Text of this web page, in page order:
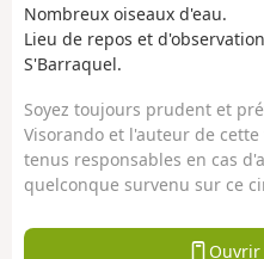
Nombreux oiseaux d'eau.
Lieu de repos et
S'Barraquel.
Soyez toujours prudent et
Visorando et l'auteur de
tenus responsables en cas
quelconque survenu sur ce